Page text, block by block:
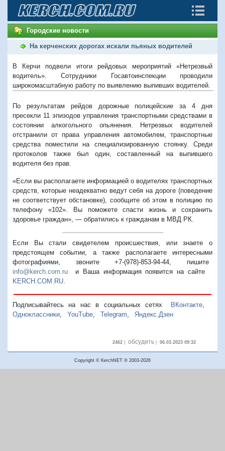
Городские новости
На керченских дорогах искали пьяных водителей
В Керчи подвели итоги рейдовых мероприятий «Нетрезвый
водитель». Сотрудники Госавтоинспекции проводили
широкомасштабную работу по выявлению выпивших водителей.
По результатам рейдов дорожные полицейские за 4 дня
пресекли 11 эпизодов управления транспортными средствами в
состоянии алкогольного опьянения. Нетрезвых водителей
отстранили от права управления автомобилем, транспортные
средства поместили на специализированную стоянку. Среди
протоколов также был один, составленный на выпившего
водителя без прав.
«Если вы располагаете информацией о водителях транспортных
средств, которые неадекватно ведут себя на дороге (поведение
не соответствует обстановке), сообщите об этом в полицию по
телефону «102». Вы поможете спасти жизнь и сохранить
здоровье граждан», — обратились к гражданам в МВД РК.
Если Вы стали свидетелем происшествия, или знаете о
предстоящем событии, а также располагаете интересными
фотографиями, звоните +7-(978)-853-94-44, пишите
info@kerch.com.ru и Ваша информация появится на сайте
KERCH.COM.RU
Подписывайтесь на нас в социальных сетях ВКонтакте,
Одноклассники
YouTube Telegram Яндекс.Дзен
2462| обсудить| 06.03.2023 09:32
Copyright © KerchNET ® 2003-2026